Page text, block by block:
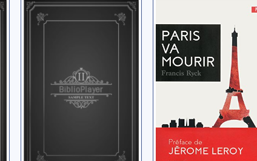
Ashram drame Paris va mourir
Ryck, Francis